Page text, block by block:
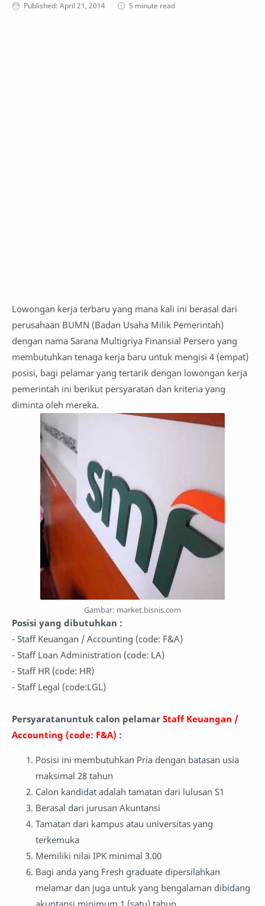
5 minute read
Lowongan kerja terbaru yang mana kali ini berasal dari
perusahaan BUMN (Badan Usaha Milik Pemerintah)
dengan nama Sarana Multigriya Finansial Persero yang
membutuhkan tenaga kerja baru untuk mengisi 4 (empat)
posisi, bagi pelamar yang tertarik dengan lowongan kerja
pemerintah ini berikut persyaratan dan kriteria yang
diminta oleh mereka.
Gambar: market.bisnis.com
Posisi yang dibutuhkan :
- Staff Keuangan / Accounting (code: F&A)
- Staff Loan Administration (code: LA)
- Staff HR (code: HR)
- Staff Legal (code:LGL)
Persyaratanuntuk calon pelamar Staff Keuangan /
Accounting (code: F&A) :
Posisi ini membutuhkan Pria dengan batasan usia
maksimal 28 tahun
Calon kandidat adalah tamatan dari lulusan S1
Berasal dari jurusan Akuntansi
Tamatan dari kampus atau universitas yang
terkemuka
Memiliki nilai IPK minimal 3.00
Bagi anda yang Fresh graduate dipersilahkan
melamar dan juga untuk yang bengalaman dibidang
akuntansi minimum 1 (satu) tahun.